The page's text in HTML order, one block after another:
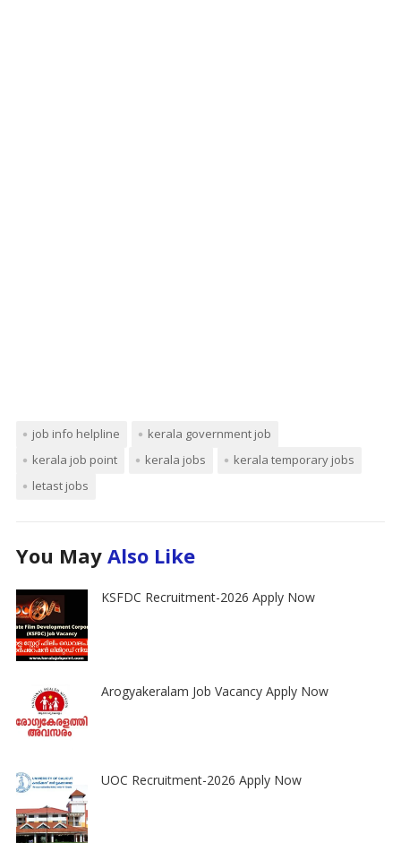
job info helpline
kerala government job
kerala job point
kerala jobs
kerala temporary jobs
letast jobs
You May Also Like
KSFDC Recruitment-2026 Apply Now
Arogyakeralam Job Vacancy Apply Now
UOC Recruitment-2026 Apply Now